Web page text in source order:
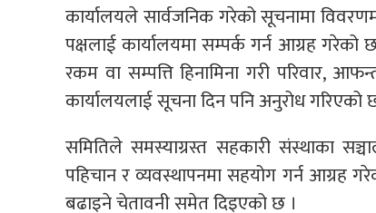
कार्यालयले सार्वजनिक गरेको सूचनामा
पक्षलाई कार्यालयमा सम्पर्क गर्न आग्रह
रकम वा सम्पत्ति हिनामिना गरी परिवार,
कार्यालयलाई सूचना दिन पनि अनुरोध गरिएको
समितिले समस्याग्रस्त सहकारी संस्थाका
पहिचान र व्यवस्थापनमा सहयोग गर्न आग्रह
बढाइने चेतावनी समेत दिइएको छ ।